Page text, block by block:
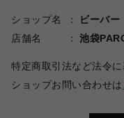
ショップ名
ビーバー
店舗名
池袋
特定商取引法など法令
ショップお問い合わせは